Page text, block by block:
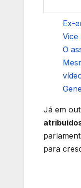
Ex-
Vice
O
Já em
para